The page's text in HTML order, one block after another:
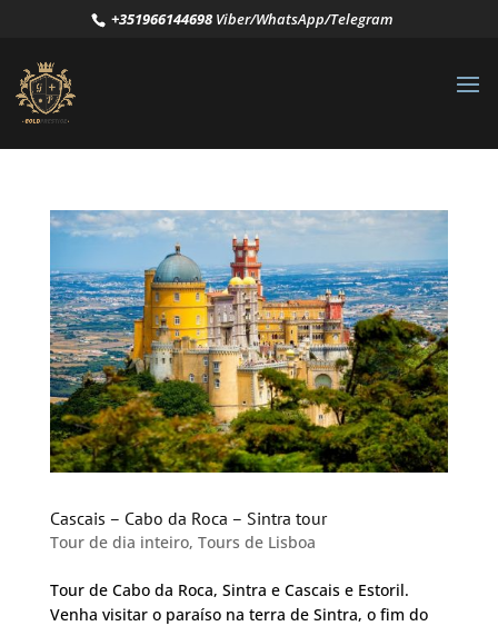
+351966144698Viber/WhatsApp/Telegram
Cascais – Cabo da Roca – Sintra tour
Tour de dia inteiro, Tours de Lisboa
Tour de Cabo da Roca, Sintra e Cascais e Estoril.
Venha visitar o paraíso na terra de Sintra, o fim do